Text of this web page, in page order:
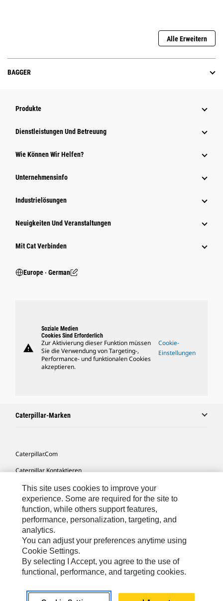
Alle Erweitern
BAGGER
Produkte
Dienstleistungen Und Betreuung
Wie Können Wir Helfen?
Unternehmensinfo
Industrielösungen
Neuigkeiten Und Veranstaltungen
Mit Cat Verbinden
Europe ‧ German
warning
Soziale Medien
Cookies Sind Erforderlich
Zur Aktivierung dieser Funktion müssen
Sie die Verwendung von Targeting-,
Performance- und funktionalen Cookies
akzeptieren.
Cookie-
Einstellungen
Caterpillar-Marken
Caterpillar.com
Caterpillar Kontaktieren
Meine Marketing-Präferenzen
Seitenübersicht
Cookie Settings
Rechtliche Hinweise
Datenschutz
Europe-German© 2026 Caterpillar. Alle Rechte vorbehalten.
This site uses cookies to improve your
experience. Some are required for the site to
function, while others support features,
performance, personalization, targeting, and
analytics.
You can adjust your preferences anytime using
Cookie Settings.
By selecting I Accept, you agree to the use of
functional, performance, and targeting cookies.